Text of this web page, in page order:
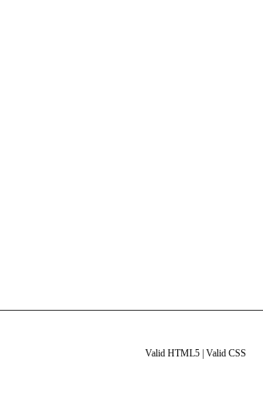
Valid HTML5 Valid CSS